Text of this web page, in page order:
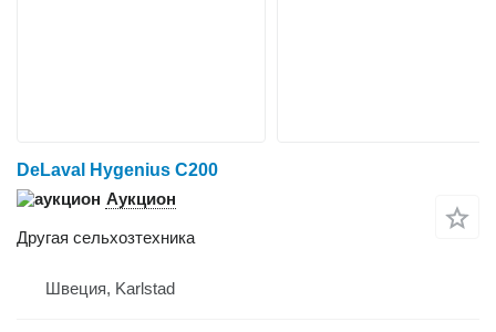
DeLaval Hygenius C200
Аукцион
Другая сельхозтехника
Швеция, Karlstad